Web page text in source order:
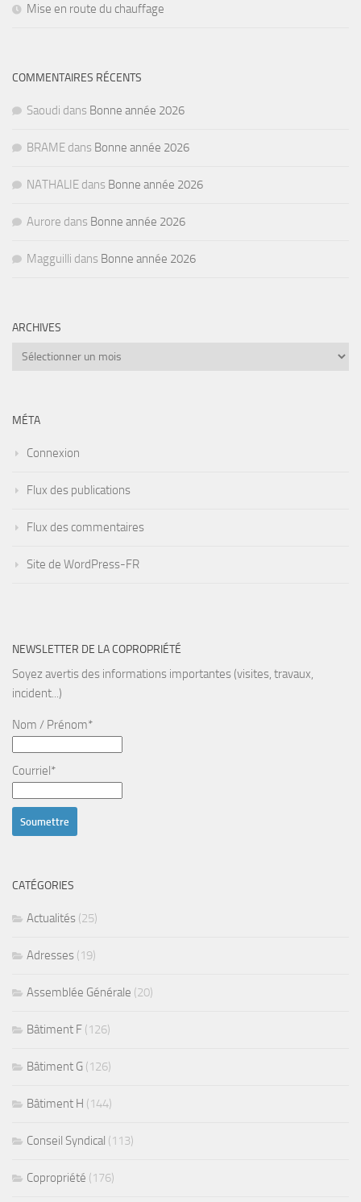
Mise en route du chauffage
COMMENTAIRES RÉCENTS
Saoudi dans Bonne année 2026
BRAME dans Bonne année 2026
NATHALIE dans Bonne année 2026
Aurore dans Bonne année 2026
Magguilli dans Bonne année 2026
ARCHIVES
Archives
MÉTA
Connexion
Flux des publications
Flux des commentaires
Site de WordPress-FR
NEWSLETTER DE LA COPROPRIÉTÉ
Soyez avertis des informations importantes (visites, travaux,
incident...)
Nom / Prénom*
Courriel*
CATÉGORIES
Actualités (25)
Adresses (19)
Assemblée Générale (20)
Bâtiment F (126)
Bâtiment G (126)
Bâtiment H (144)
Conseil Syndical (113)
Copropriété (176)